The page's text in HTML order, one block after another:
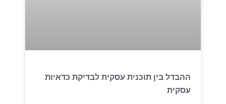
ההבדל בין תוכנית עסקית לבדיקת כדאיות
עסקית